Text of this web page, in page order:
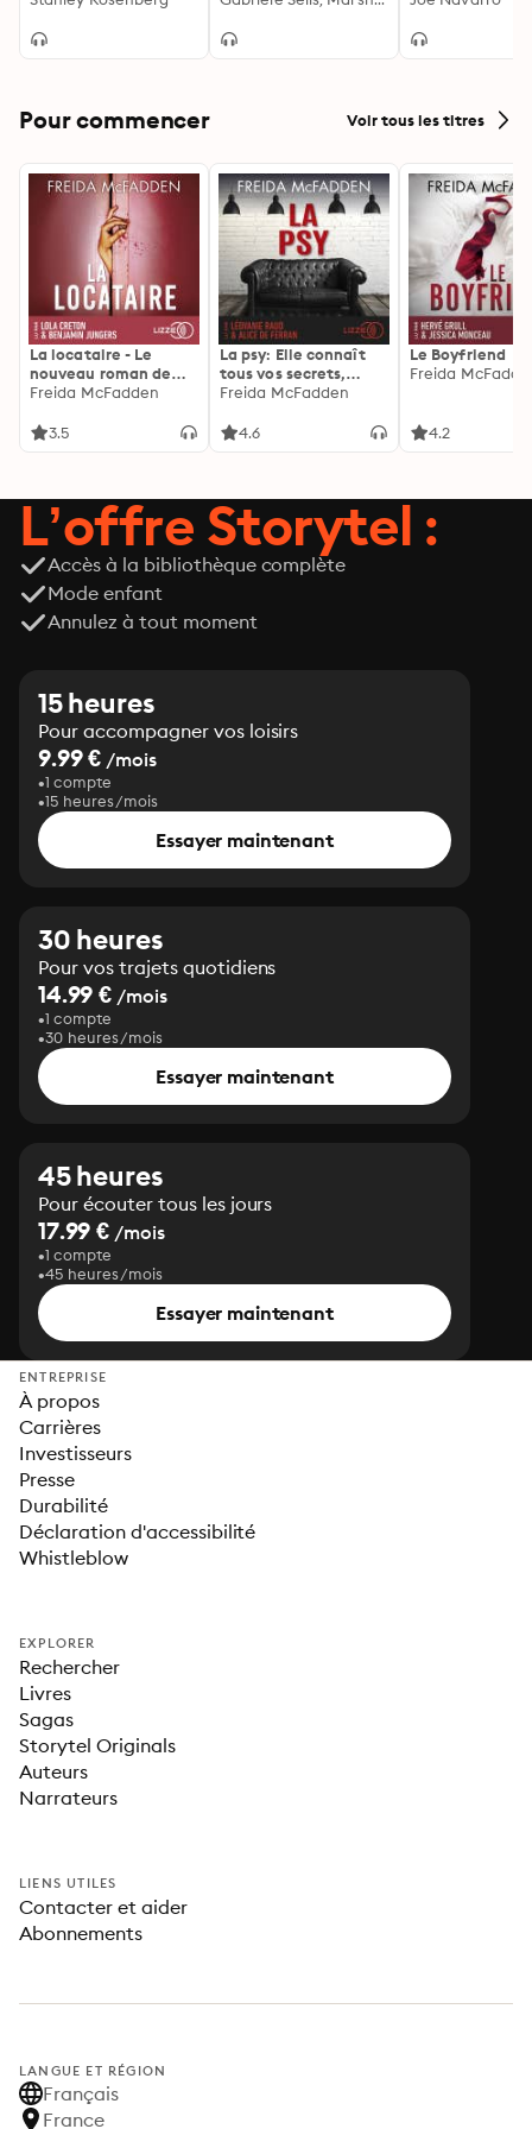
Körper ins
durchschauen
Pour commencer Voir tous les titres
La locataire - Le
nouveau roman de
l'autrice de La femme
Freida McFadden
3.5
La psy: Elle connaît
tous vos secrets,
découvrez les siens ...
Freida McFadden
4.6
Le Boyfriend
Freida
4.2
L’offre Storytel :
Accès à la bibliothèque complète
Mode enfant
Annulez à tout moment
15 heures
Pour accompagner vos loisirs
9.99 € /mois
1 compte
15 heures/mois
Essayer maintenant
30 heures
Pour vos trajets quotidiens
14.99 € /mois
1 compte
30 heures/mois
Essayer maintenant
45 heures
Pour écouter tous les jours
17.99 € /mois
1 compte
45 heures/mois
Essayer maintenant
ENTREPRISE
À propos
Carrières
Investisseurs
Presse
Durabilité
Déclaration d'accessibilité
Whistleblow
EXPLORER
Rechercher
Livres
Sagas
Storytel Originals
Auteurs
Narrateurs
LIENS UTILES
Contacter et aider
Abonnements
LANGUE ET RÉGION
Français
France